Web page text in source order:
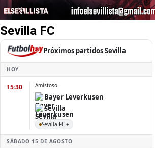
Sevilla FC